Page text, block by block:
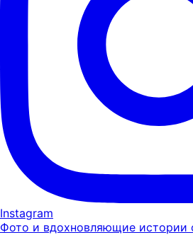
Instagram
Фото и вдохновляющие истории